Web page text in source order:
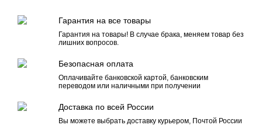
Гарантия на все товары
Гарантия на товары! В случае брака, меняем товар без
лишних вопросов.
Безопасная оплата
Оплачивайте банковской картой, банковским
переводом или наличными при получении
Доставка по всей России
Вы можете выбрать доставку курьером, Почтой России